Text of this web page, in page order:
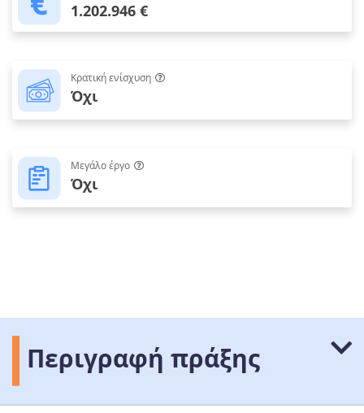
1.202.946 €
Κρατική ενίσχυση
Όχι
Μεγάλο έργο
Όχι
Περιγραφή πράξης